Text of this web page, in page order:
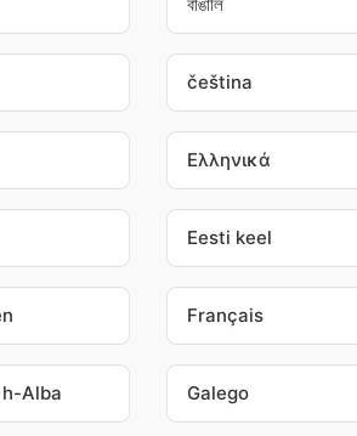
čeština
Ελληνικά
Eesti keel
Français
Alba Galego